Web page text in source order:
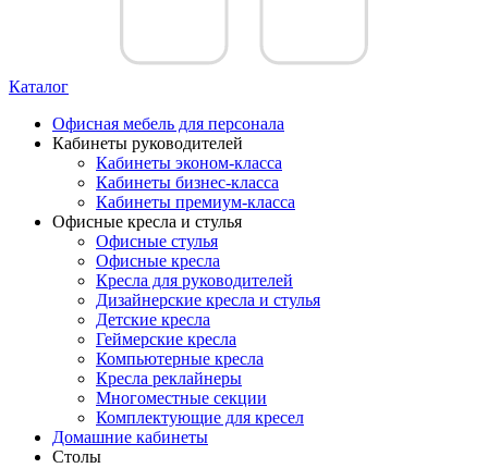
Каталог
Офисная мебель для персонала
Кабинеты руководителей
Кабинеты эконом-класса
Кабинеты бизнес-класса
Кабинеты премиум-класса
Офисные кресла и стулья
Офисные стулья
Офисные кресла
Кресла для руководителей
Дизайнерские кресла и стулья
Детские кресла
Геймерские кресла
Компьютерные кресла
Кресла реклайнеры
Многоместные секции
Комплектующие для кресел
Домашние кабинеты
Столы